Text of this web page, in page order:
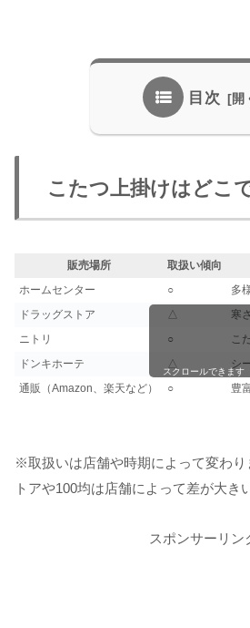
目次
こたつ上掛けはどこ
販売場所
取扱い傾向
ホームセンター
○
多
ドラッグストア
△
寒
ニトリ
○
こ
ドンキホーテ
△
シ
通販（Amazon、楽天など）
○ 豊
スクロールできます
※取扱いは店舗や時期によって変わり
トアや100均は店舗によって差が大き
スポンサーリン